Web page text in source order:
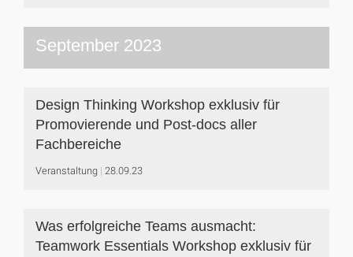
September 2023
Design Thinking Workshop exklusiv für
Promovierende und Post-docs aller
Fachbereiche
Veranstaltung 28.09.23
Was erfolgreiche Teams ausmacht:
Teamwork Essentials Workshop exklusiv für